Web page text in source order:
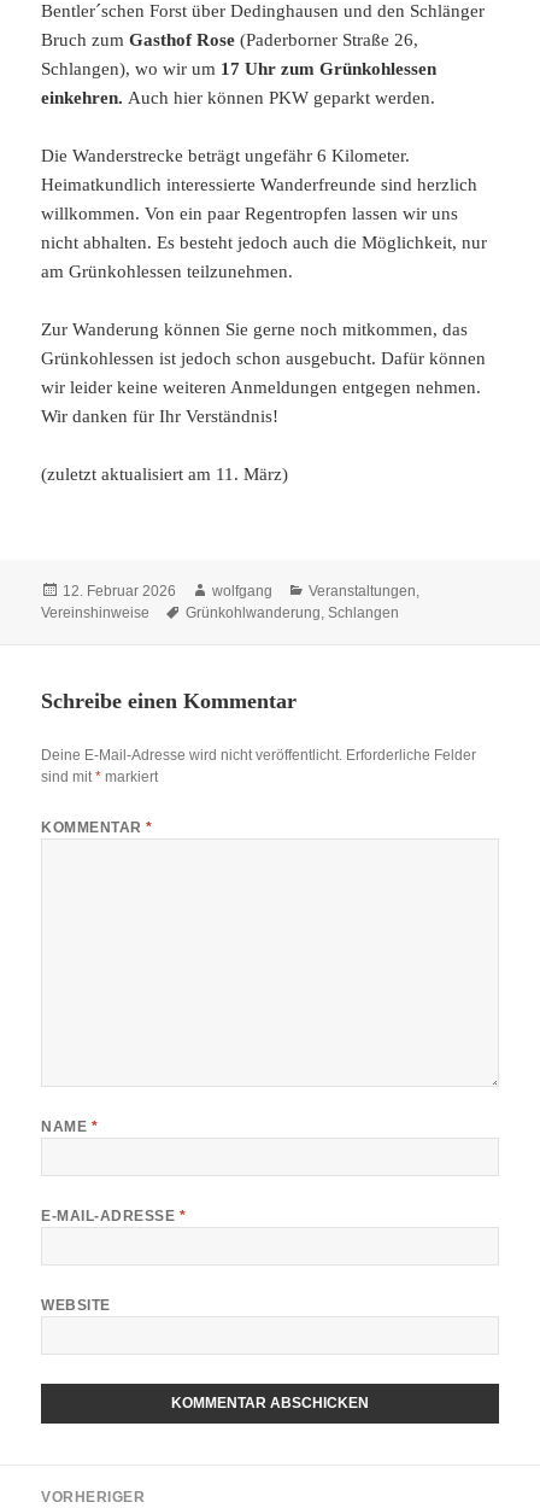
Bentler´schen Forst über Dedinghausen und den Schlänger
Bruch zumGasthof Rose(Paderborner Straße 26,
Schlangen), wo wir um 17 Uhr zum Grünkohlessen
einkehren.Auch hier können PKW geparkt werden.
Die Wanderstrecke beträgt ungefähr 6 Kilometer.
Heimatkundlich interessierte Wanderfreunde sind herzlich
willkommen. Von ein paar Regentropfen lassen wir uns
nicht abhalten. Es besteht jedoch auch die Möglichkeit, nur
am Grünkohlessen teilzunehmen.
Zur Wanderung können Sie gerne noch mitkommen, das
Grünkohlessen ist jedoch schon ausgebucht. Dafür können
wir leider keine weiteren Anmeldungen entgegen nehmen.
Wir danken für Ihr Verständnis!
(zuletzt aktualisiert am 11. März)
Veröffentlicht
am
12. Februar 2026 Autor
wolfgang Kategorien
Veranstaltungen,
Vereinshinweise
Schlagwörter
Grünkohlwanderung,Schlangen
Schreibe einen Kommentar
Deine E-Mail-Adresse wird nicht veröffentlicht. Erforderliche Felder
sind mit* markiert
KOMMENTAR*
NAME *
E-MAIL-ADRESSE *
WEBSITE
VORHERIGER